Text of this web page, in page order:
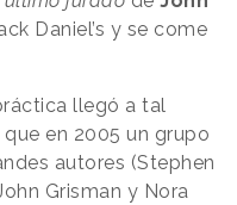
Daniel’s y se come
llegó a tal
en 2005 un grupo
autores (Stephen
Grisman y Nora